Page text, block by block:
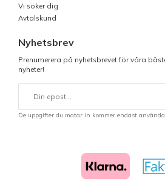
Vi söker dig
Avtalskund
Nyhetsbrev
Prenumerera på nyhetsbrevet för våra
nyheter!
De uppgifter du matar in kommer endast